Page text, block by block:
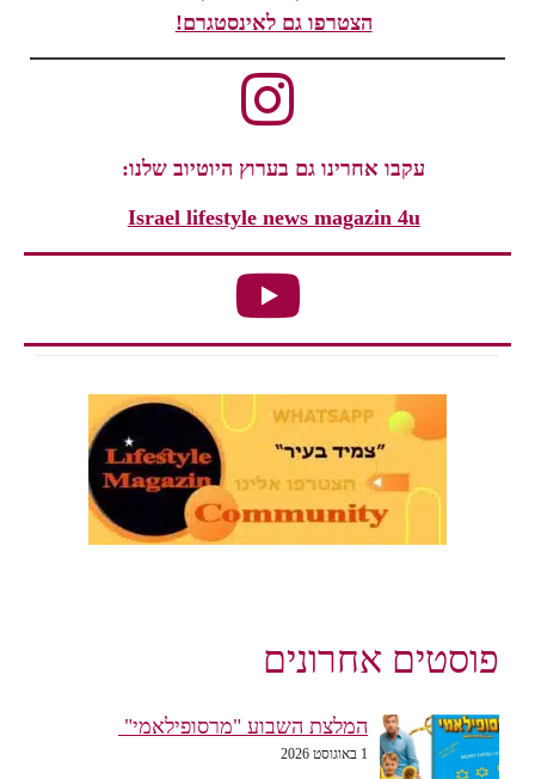
הצטרפו גם לאינסטגרם!
עקבו אחרינו גם בערוץ היוטיוב שלנו:
Israel lifestyle news magazin 4u
פוסטים אחרונים
המלצת השבוע "מרסופילאמי"
1 באוגוסט 2026